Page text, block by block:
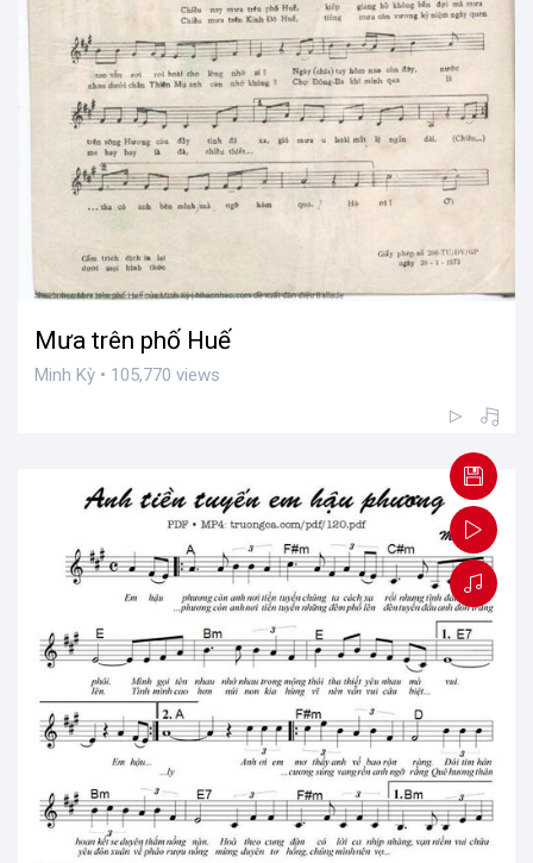
Mưa trên phố Huế
Minh Kỳ • 105,770 views